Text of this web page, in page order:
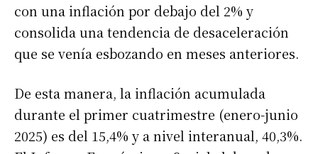
con una inflación por debajo del 2% y
consolida una tendencia de desaceleración
que se venía esbozando en meses anteriores.
De esta manera, la inflación acumulada
durante el primer cuatrimestre (enero-junio
2025) es del 15,4% y a nivel interanual, 40,3%.